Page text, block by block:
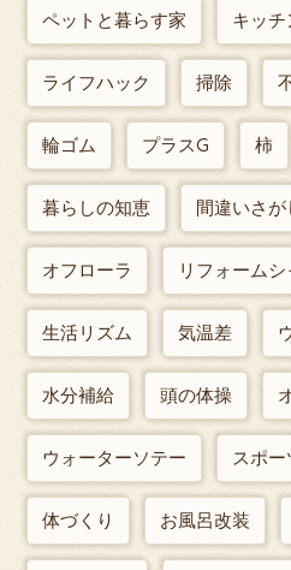
ペットと暮らす家 キッ
ライフハック 掃除
輪ゴム プラスG 柿
暮らしの知恵 間違いさが
オフローラ リフォーム
生活リズム 気温差
水分補給 頭の体操
ウォーターソテー スポー
体づくり お風呂改装